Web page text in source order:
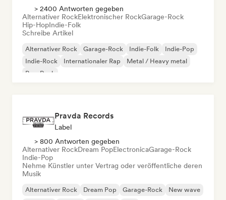
> 2400 Antworten gegeben
Alternativer RockElektronischer RockGarage-Rock
Hip-HopIndie-Folk
Schreibe Artikel
Alternativer Rock Garage-Rock Indie-Folk
Indie-Pop
Indie-Rock
Internationaler Rap
Metal / Heavy metal
Pop-Rock
Pravda Records
Label
> 800 Antworten gegeben
Alternativer RockDream PopElectronicaGarage-Rock
Indie-Pop
Nehme Künstler unter Vertrag oder veröffentliche deren
Musik
Alternativer Rock Dream Pop Garage-Rock
New wave